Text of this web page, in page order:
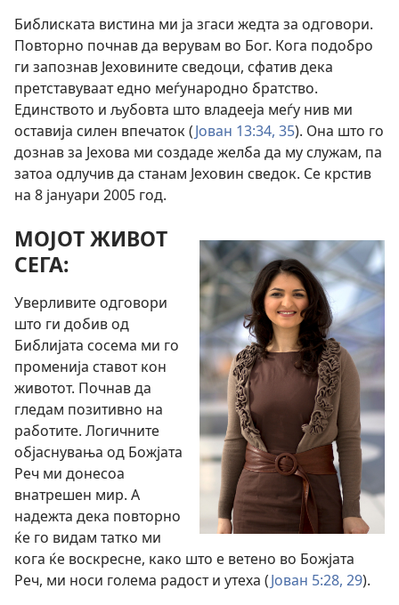
Библиската вистина ми ја згаси жедта за одговори.
Повторно почнав да верувам во Бог. Кога подобро
ги запознав Јеховините сведоци, сфатив дека
претставуваат едно меѓународно братство.
Единството и љубовта што владееја меѓу нив ми
оставија силен впечаток (Јован 13:34, 35). Она што го
дознав за Јехова ми создаде желба да му служам, па
затоа одлучив да станам Јеховин сведок. Се крстив
на 8 јануари 2005 год.
МОЈОТ ЖИВОТ
СЕГА:
Уверливите одговори
што ги добив од
Библијата сосема ми го
променија ставот кон
животот. Почнав да
гледам позитивно на
работите. Логичните
објаснувања од Божјата
Реч ми донесоа
внатрешен мир. А
надежта дека повторно
ќе го видам татко ми
кога ќе воскресне, како што е ветено во Божјата
Реч, ми носи голема радост и утеха (Јован 5:28, 29).